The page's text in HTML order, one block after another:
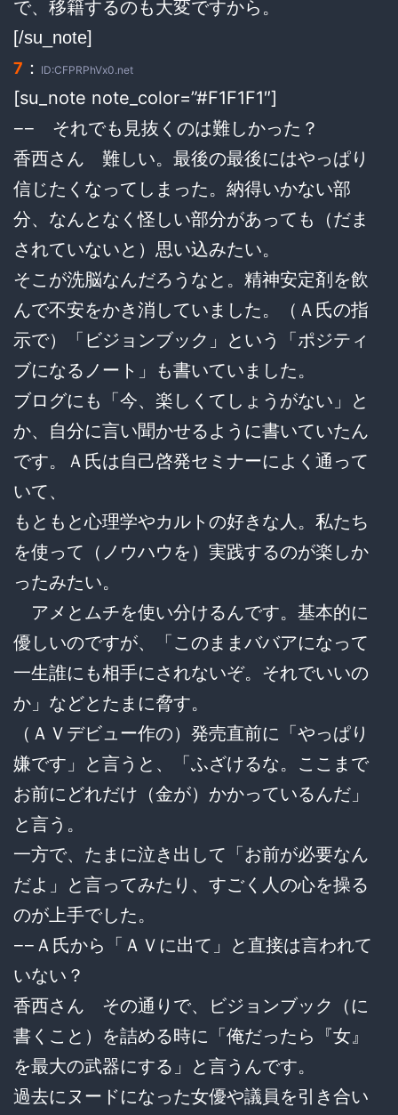
で、移籍するのも大変ですから。
[/su_note]
7 ： ID:CFPRPhVx0.net
[su_note note_color=”#F1F1F1″]
−− それでも見抜くのは難しかった？
香西さん 難しい。最後の最後にはやっぱり
信じたくなってしまった。納得いかない部
分、なんとなく怪しい部分があっても（だま
されていないと）思い込みたい。
そこが洗脳なんだろうなと。精神安定剤を飲
んで不安をかき消していました。（Ａ氏の指
示で）「ビジョンブック」という「ポジティ
ブになるノート」も書いていました。
ブログにも「今、楽しくてしょうがない」と
か、自分に言い聞かせるように書いていたん
です。Ａ氏は自己啓発セミナーによく通って
いて、
もともと心理学やカルトの好きな人。私たち
を使って（ノウハウを）実践するのが楽しか
ったみたい。
アメとムチを使い分けるんです。基本的に
優しいのですが、「このままババアになって
一生誰にも相手にされないぞ。それでいいの
か」などとたまに脅す。
（ＡＶデビュー作の）発売直前に「やっぱり
嫌です」と言うと、「ふざけるな。ここまで
お前にどれだけ（金が）かかっているんだ」
と言う。
一方で、たまに泣き出して「お前が必要なん
だよ」と言ってみたり、すごく人の心を操る
のが上手でした。
−−Ａ氏から「ＡＶに出て」と直接は言われて
いない？
香西さん その通りで、ビジョンブック（に
書くこと）を詰める時に「俺だったら『女』
を最大の武器にする」と言うんです。
過去にヌードになった女優や議員を引き合い